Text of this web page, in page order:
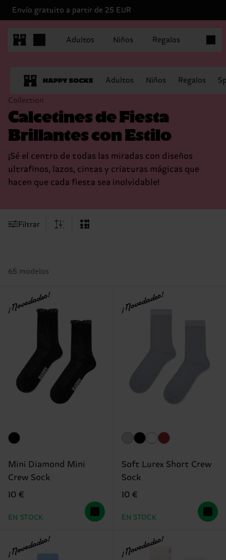
Envío gratuito a partir de 25 EUR
Adultos Niños Regalos
Adultos Niños Regalos
Collection
Calcetines de Fiesta
Brillantes con Estilo
¡Sé el centro de todas las miradas con diseños
ultrafinos, lazos, cintas y criaturas mágicas que
hacen que cada fiesta sea inolvidable!
Filtrar
65 modelos
¡Novedades!
Mini Diamond Mini
Crew Sock
10 €
EN STOCK
¡Novedades!
Soft Lurex Short Crew
Sock
10 €
EN STOCK
¡Novedades! ¡Novedades!